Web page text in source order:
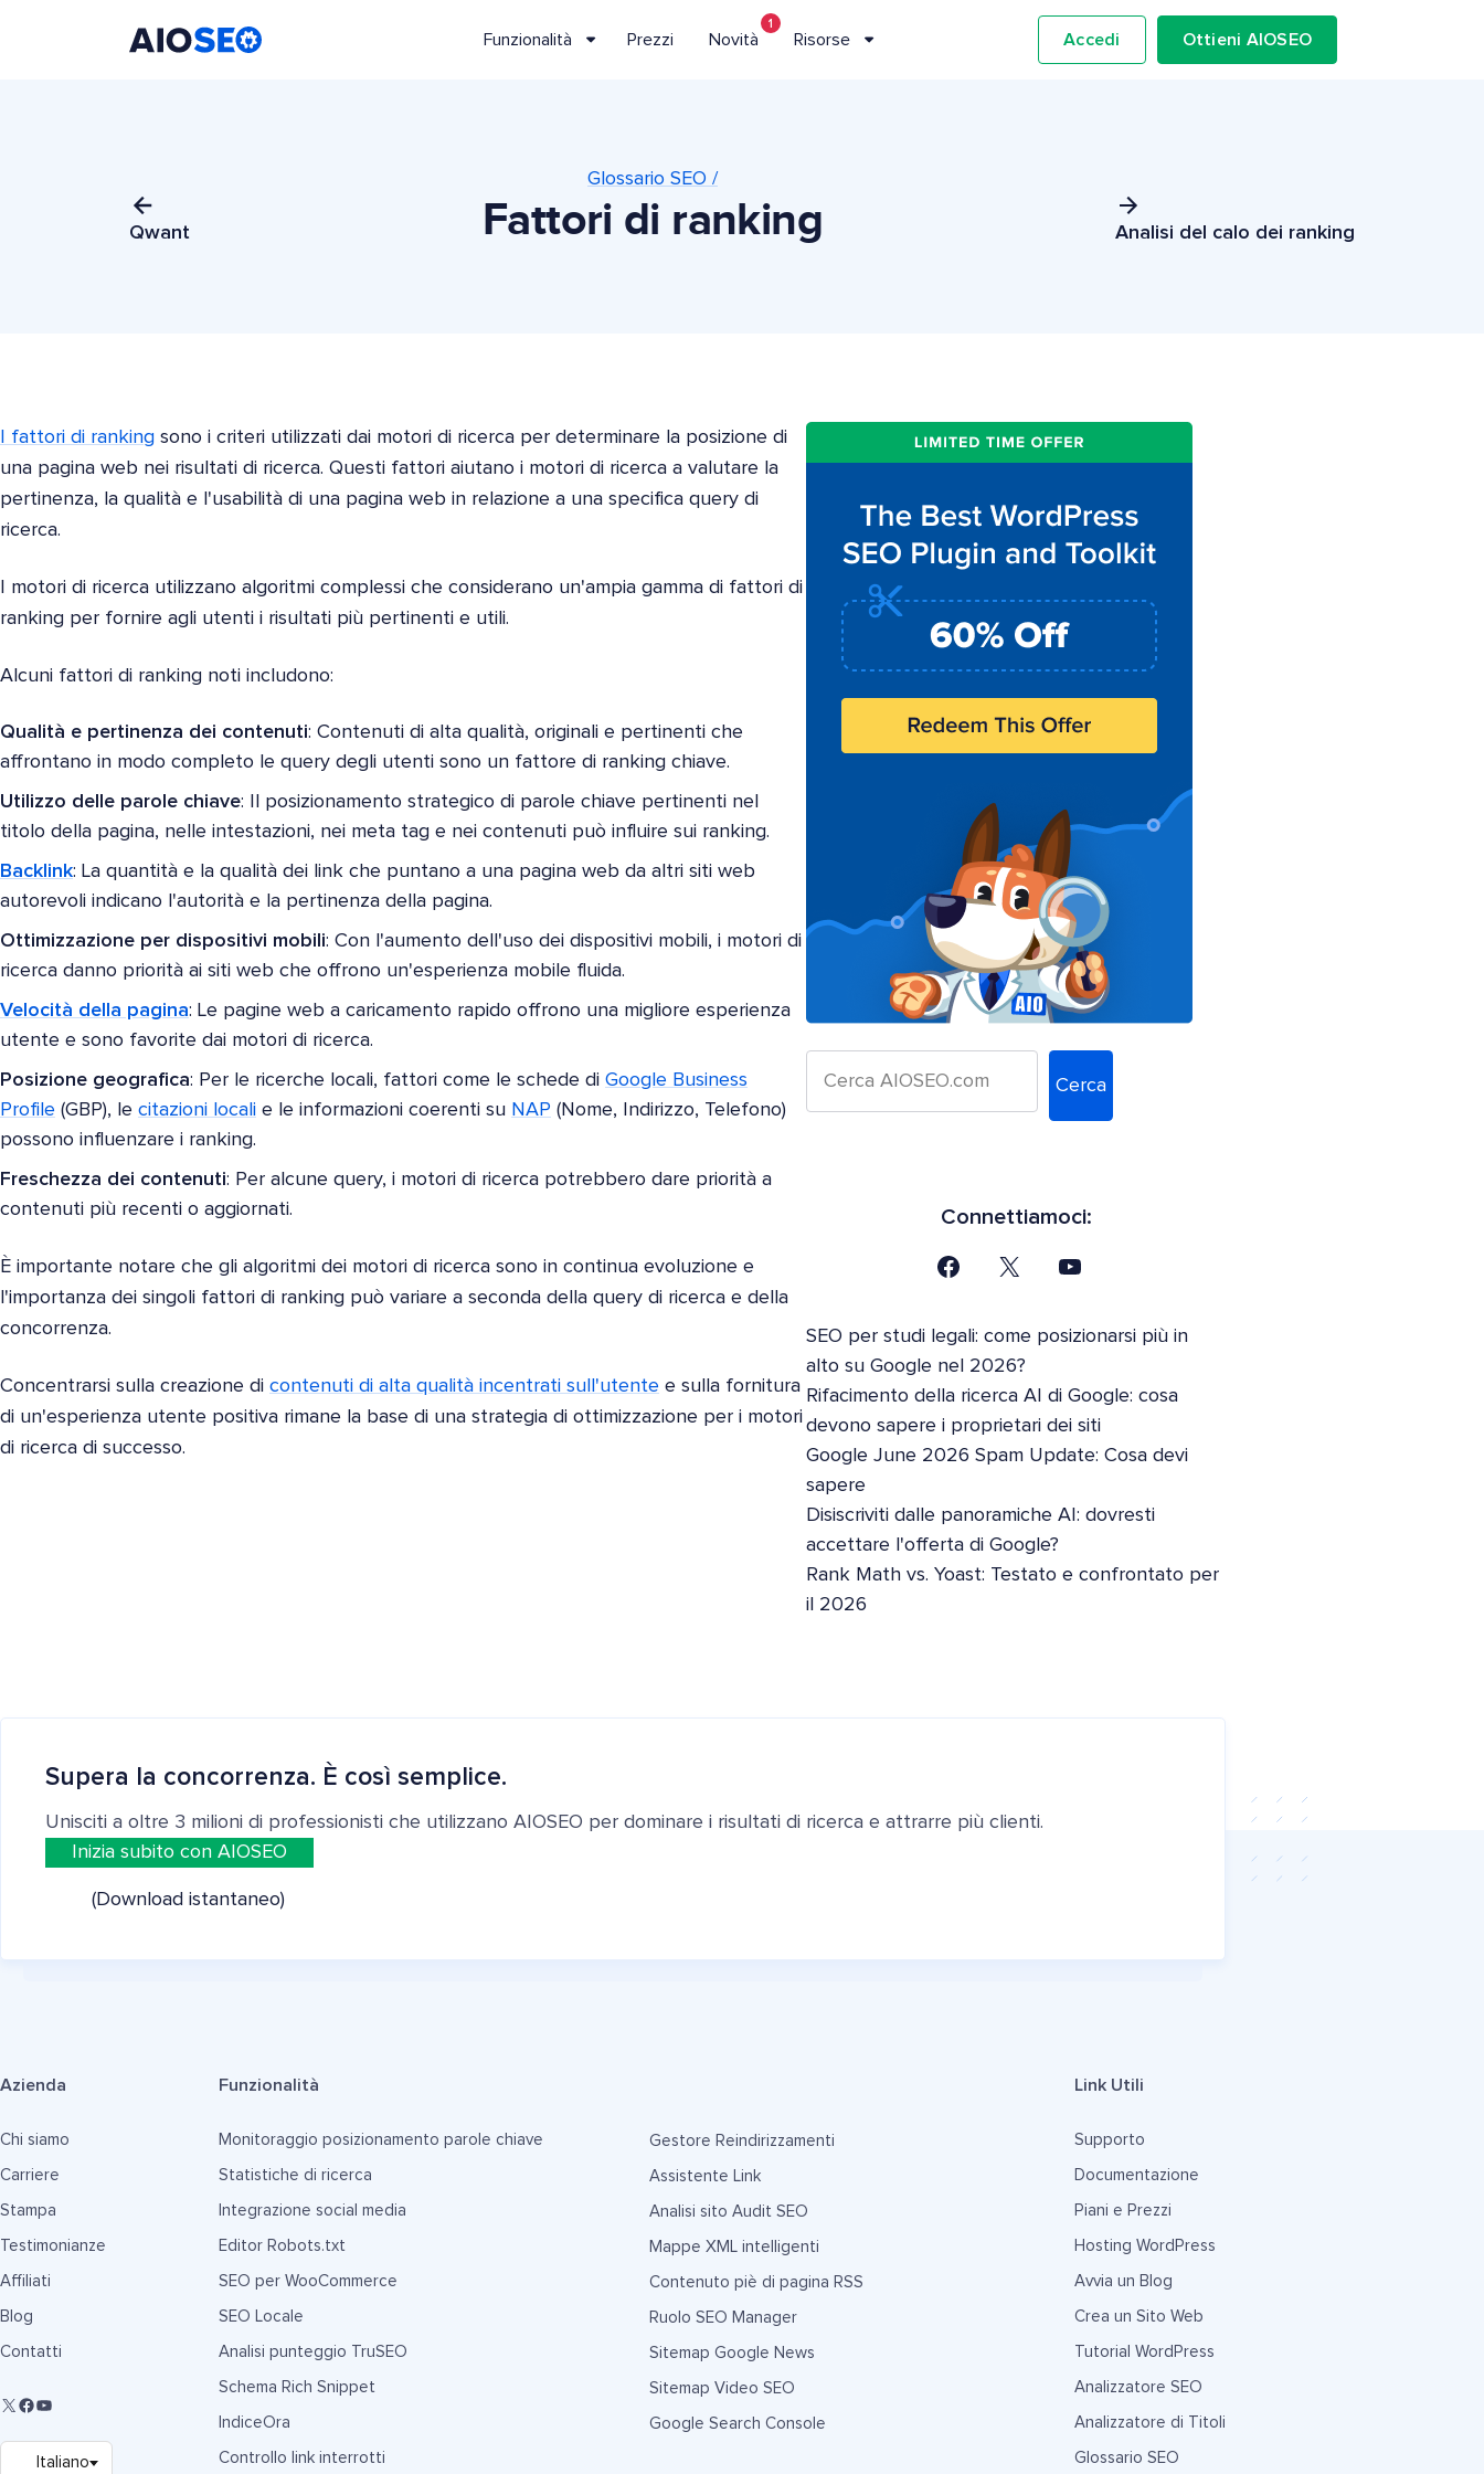
Funzionalità Prezzi Novità
1
Risorse Accedi Ottieni AIOSEO
Qwant
Glossario SEO /
Fattori di ranking Analisi del calo dei ranking
I fattori di ranking sono i criteri utilizzati dai motori di ricerca per determinare la posizione di
una pagina web nei risultati di ricerca. Questi fattori aiutano i motori di ricerca a valutare la
pertinenza, la qualità e l'usabilità di una pagina web in relazione a una specifica query di
ricerca.
I motori di ricerca utilizzano algoritmi complessi che considerano un'ampia gamma di fattori di
ranking per fornire agli utenti i risultati più pertinenti e utili.
Alcuni fattori di ranking noti includono:
Qualità e pertinenza dei contenuti: Contenuti di alta qualità, originali e pertinenti che
affrontano in modo completo le query degli utenti sono un fattore di ranking chiave.
Utilizzo delle parole chiave: Il posizionamento strategico di parole chiave pertinenti nel
titolo della pagina, nelle intestazioni, nei meta tag e nei contenuti può influire sui ranking.
Backlink: La quantità e la qualità dei link che puntano a una pagina web da altri siti web
autorevoli indicano l'autorità e la pertinenza della pagina.
Ottimizzazione per dispositivi mobili: Con l'aumento dell'uso dei dispositivi mobili, i motori di
ricerca danno priorità ai siti web che offrono un'esperienza mobile fluida.
Velocità della pagina: Le pagine web a caricamento rapido offrono una migliore esperienza
utente e sono favorite dai motori di ricerca.
Posizione geografica: Per le ricerche locali, fattori come le schede di Google Business
Profile (GBP), le citazioni locali e le informazioni coerenti su NAP (Nome, Indirizzo, Telefono)
possono influenzare i ranking.
Freschezza dei contenuti: Per alcune query, i motori di ricerca potrebbero dare priorità a
contenuti più recenti o aggiornati.
È importante notare che gli algoritmi dei motori di ricerca sono in continua evoluzione e
l'importanza dei singoli fattori di ranking può variare a seconda della query di ricerca e della
concorrenza.
Concentrarsi sulla creazione di contenuti di alta qualità incentrati sull'utente e sulla fornitura
di un'esperienza utente positiva rimane la base di una strategia di ottimizzazione per i motori
di ricerca di successo.
Cerca
Connettiamoci:
SEO per studi legali: come posizionarsi più in
alto su Google nel 2026?
Rifacimento della ricerca AI di Google: cosa
devono sapere i proprietari dei siti
Google June 2026 Spam Update: Cosa devi
sapere
Disiscriviti dalle panoramiche AI: dovresti
accettare l'offerta di Google?
Rank Math vs. Yoast: Testato e confrontato per
il 2026
Supera la concorrenza. È così semplice.
Unisciti a oltre 3 milioni di professionisti che utilizzano AIOSEO per dominare i risultati di ricerca e attrarre più clienti.
Inizia subito con AIOSEO
(Download istantaneo)
Azienda
Chi siamo
Carriere
Stampa
Testimonianze
Affiliati
Blog
Contatti
Funzionalità
Monitoraggio posizionamento parole chiave
Statistiche di ricerca
Integrazione social media
Editor Robots.txt
SEO per WooCommerce
SEO Locale
Analisi punteggio TruSEO
Schema Rich Snippet
IndiceOra
Controllo link interrotti
Gestore Reindirizzamenti
Assistente Link
Analisi sito Audit SEO
Mappe XML intelligenti
Contenuto piè di pagina RSS
Ruolo SEO Manager
Sitemap Google News
Sitemap Video SEO
Google Search Console
Link Utili
Supporto
Documentazione
Piani e Prezzi
Hosting WordPress
Avvia un Blog
Crea un Sito Web
Tutorial WordPress
Analizzatore SEO
Analizzatore di Titoli
Glossario SEO